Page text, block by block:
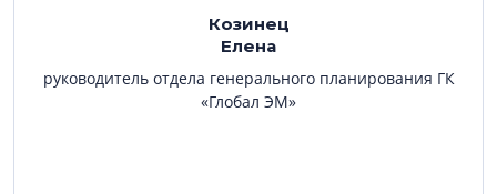
Козинец
Елена
руководитель отдела генерального планирования ГК
«Глобал ЭМ»